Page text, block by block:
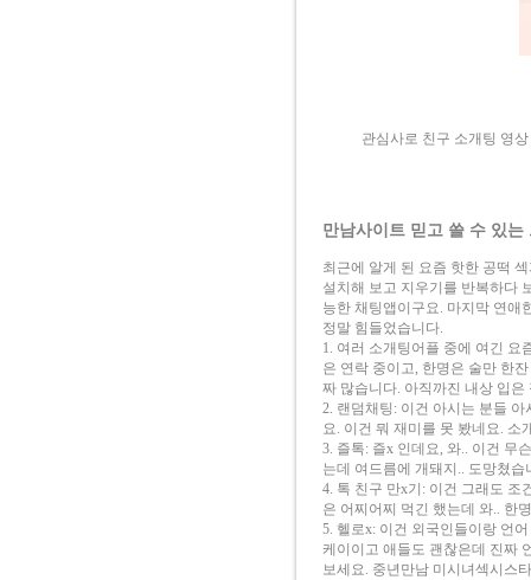
관심사로 친구 소개팅 영
만남사이트 믿고 쓸 수 있는
최근에 알게 된 요즘 핫한 공떡
설치해 보고 지우기를 반복하다
능한 채팅앱이구요. 마지막 연애
정말 힘들었습니다.
1. 여러 소개팅어플 중에 여긴 요
은 연락 중이고, 한명은 술만 한
짜 많습니다. 아직까진 내상 입
2. 랜덤채팅: 이건 아시는 분들
요. 이건 뭐 재미를 못 봤네요. 소
3. 즐톡: 즐x 인데요, 와.. 이건 무
는데 여드름에 개돼지.. 도망쳤
4. 톡 친구 만x기: 이건 그래도 조
은 어찌어찌 먹긴 했는데 와.. 한
5. 헬로x: 이건 외국인들이랑 언
케이이고 애들도 괜찮은데 진짜
보세요. 중년만남 미시녀섹시스